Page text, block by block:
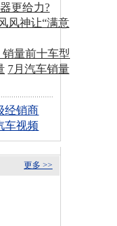
更给力?
风神让“满意
销量前十车型
7月汽车销量
经销商
车视频
更多 >>